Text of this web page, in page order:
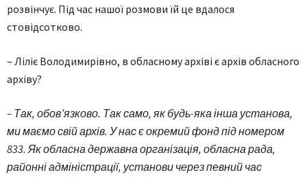
розвінчує. Під час нашої розмови їй це вдалося
стовідсотково.
– Ліліє Володимирівно, в обласному архіві є архів обласного
архіву?
– Так, обов’язково. Так само, як будь-яка інша установа,
ми маємо свій архів. У нас є окремий фонд під номером
833. Як обласна державна організація, обласна рада,
районні адміністрації, установи через певний час